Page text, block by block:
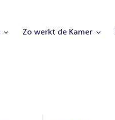
Zo werkt de Kamer